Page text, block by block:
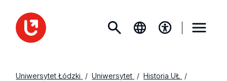
Uniwersytet Łódzki Uniwersytet
Historia UŁ